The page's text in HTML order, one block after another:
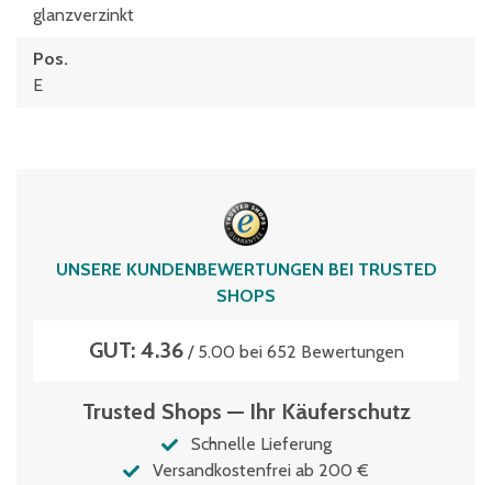
glanzverzinkt
Pos.
E
UNSERE KUNDENBEWERTUNGEN BEI TRUSTED
SHOPS
GUT: 4.36/ 5.00 bei 652 Bewertungen
Trusted Shops — Ihr Käuferschutz
Schnelle Lieferung
Versandkostenfrei ab 200 €